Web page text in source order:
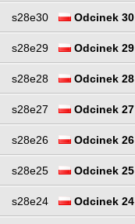
s28e30 Odcinek 30
s28e29 Odcinek 29
s28e28 Odcinek 28
s28e27 Odcinek 27
s28e26 Odcinek 26
s28e25 Odcinek 25
s28e24 Odcinek 24